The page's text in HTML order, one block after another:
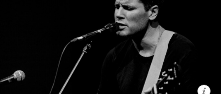
Музыкальный проект Павла Артемьева в